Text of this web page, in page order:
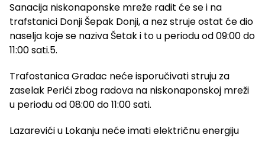
Sanacija niskonaponske mreže radit će se i na
trafstanici Donji Šepak Donji, a nez struje ostat će dio
naselja koje se naziva Šetak i to u periodu od 09:00 do
11:00 sati.5.
Trafostanica Gradac neće isporučivati struju za
zaselak Perići zbog radova na niskonaponskoj mreži
u periodu od 08:00 do 11:00 sati.
Lazarevići u Lokanju neće imati električnu energiju